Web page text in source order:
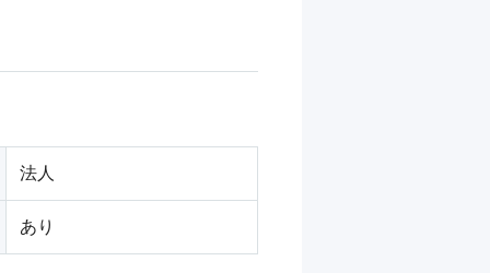
法人
あり